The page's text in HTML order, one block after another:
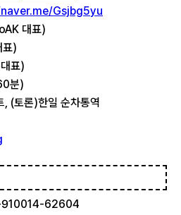
Gsjbg5yu
대표)
표)
표)
분)
(토론)한일 순차통역
910014-62604